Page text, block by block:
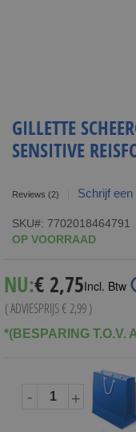
GILLETTE
SENSITIVE
Reviews (2) Schrijf
SKU
7702018464791
OP VOORRAAD
NU:Special
Price
€ 2,75Incl. Btw
( ADVIESPRIJS€ 2,99)
*(BESPARING T.O.V.
- +